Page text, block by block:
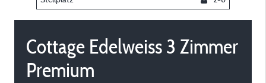
Cottage Edelweiss 3 Zimmer
Premium